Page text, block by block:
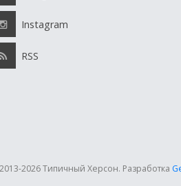
Instagram
RSS
2026 Типичный Херсон. Разработка